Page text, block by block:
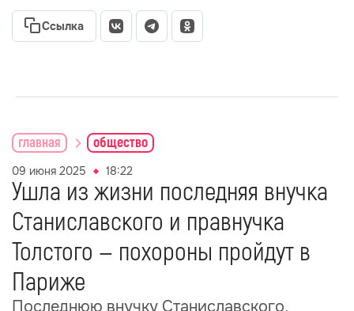
Ссылка
главная общество
09 июня 2025 18:22
Ушла из жизни последняя внучка
Станиславского и правнучка
Толстого — похороны пройдут в
Париже
Последнюю внучку Станиславского,